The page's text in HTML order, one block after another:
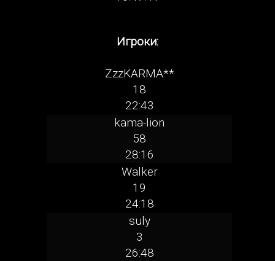
Игроки:
ZzzKARMA**
18
22:43
kama-lion
58
28:16
Walker
19
24:18
suly
3
26:48